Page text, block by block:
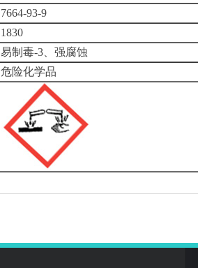
7664-93-9
1830
易制毒-3、强腐蚀
危险化学品